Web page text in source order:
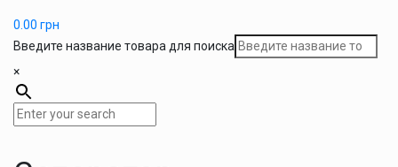
0.00 грн
Введите название товара для поиска
×